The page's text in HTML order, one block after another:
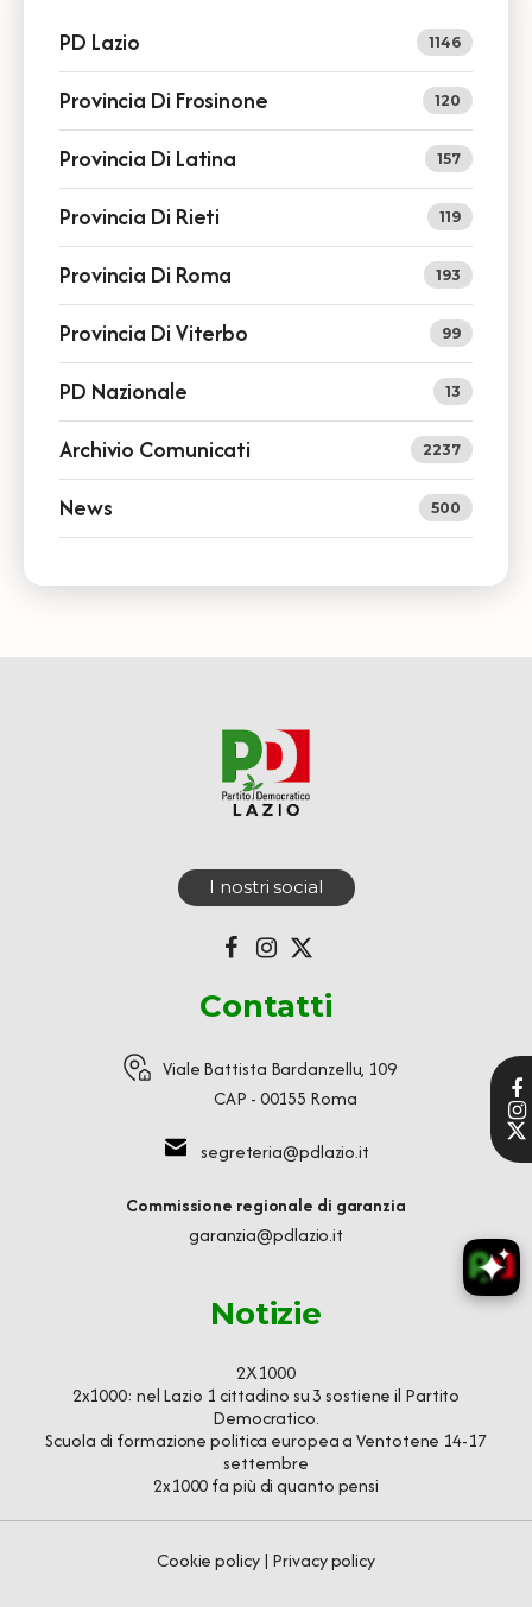
PD Lazio 1146
Provincia Di Frosinone 120
Provincia Di Latina 157
Provincia Di Rieti 119
Provincia Di Roma 193
Provincia Di Viterbo 99
PD Nazionale 13
Archivio Comunicati 2237
News 500
I nostri social
Contatti
Viale Battista Bardanzellu, 109
CAP - 00155 Roma
segreteria@pdlazio.it
Commissione regionale di garanzia
garanzia@pdlazio.it
Notizie
2X1000
2x1000: nel Lazio 1 cittadino su 3 sostiene il Partito
Democratico.
Scuola di formazione politica europea a Ventotene 14-17
settembre
2x1000 fa più di quanto pensi
Cookie policy| Privacy policy